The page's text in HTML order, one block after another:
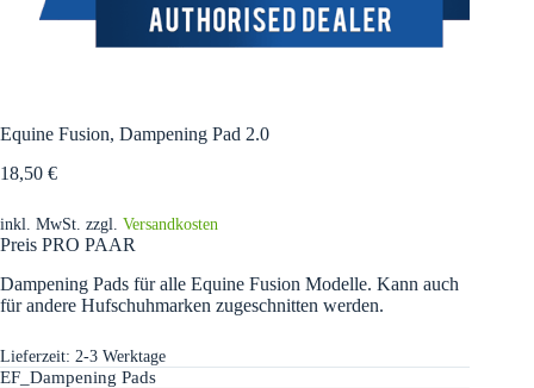
Equine Fusion, Dampening Pad 2.0
18,50 €
inkl. MwSt. zzgl. Versandkosten
Preis PRO PAAR
Dampening Pads für alle Equine Fusion Modelle. Kann auch
für andere Hufschuhmarken zugeschnitten werden.
Lieferzeit: 2-3 Werktage
EF_Dampening Pads